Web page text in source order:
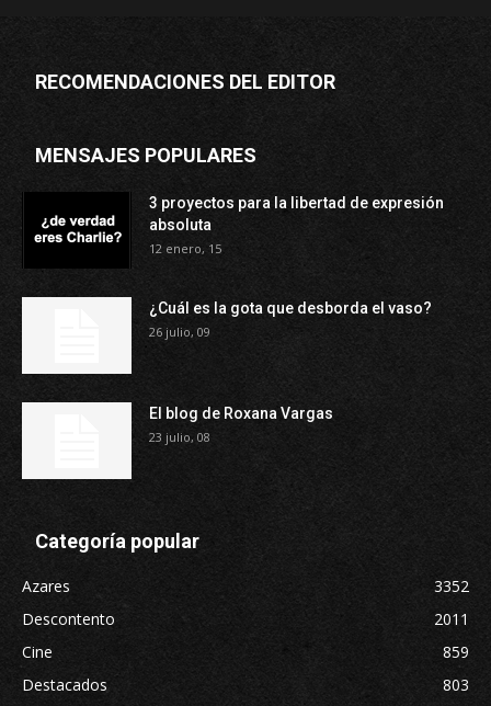
RECOMENDACIONES DEL EDITOR
MENSAJES POPULARES
3 proyectos para la libertad de expresión
absoluta
12 enero, 15
¿Cuál es la gota que desborda el vaso?
26 julio, 09
El blog de Roxana Vargas
23 julio, 08
Categoría popular
Azares
3352
Descontento
2011
Cine
859
Destacados
803